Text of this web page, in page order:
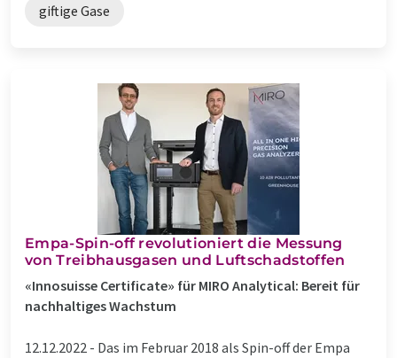
giftige Gase
Empa-Spin-off revolutioniert die Messung
von Treibhausgasen und Luftschadstoffen
«Innosuisse Certificate» für MIRO Analytical: Bereit für
nachhaltiges Wachstum
12.12.2022 - Das im Februar 2018 als Spin-off der Empa